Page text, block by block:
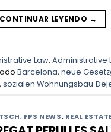
CONTINUAR LEYENDO →
Law, Administrative
Barcelona, neue
, sozialen Wohnungsbau
, FPS NEWS, REAL